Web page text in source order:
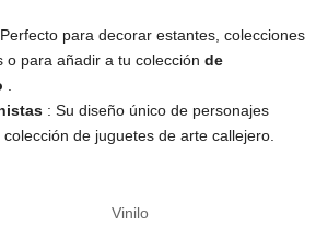
para decorar estantes, colecciones
o para añadir a tu colección de
: Su diseño único de personajes
de juguetes de arte callejero.
Vinilo